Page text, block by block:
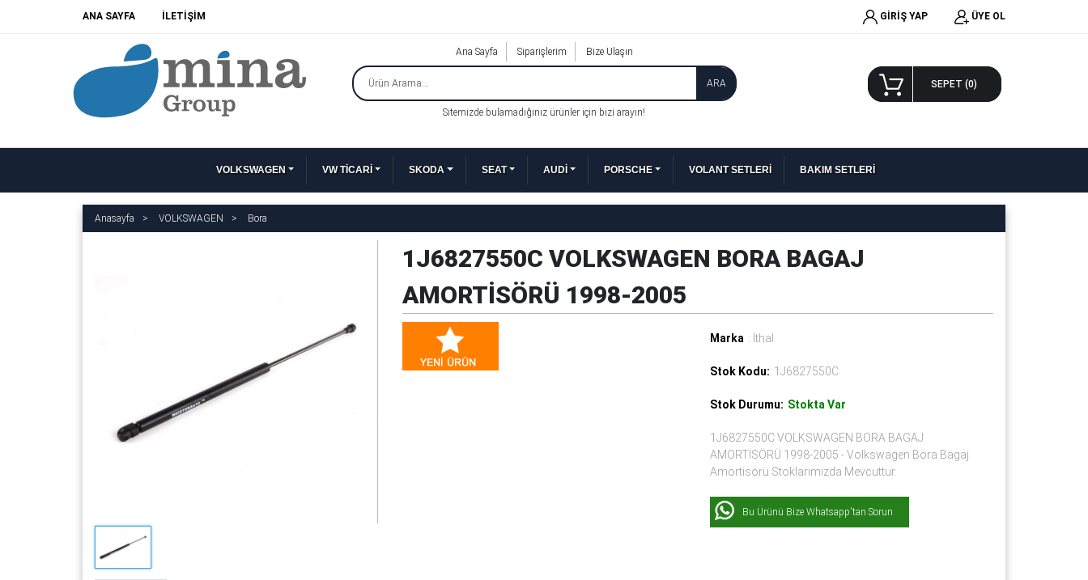
ANA SAYFA İLETİŞİM GİRİŞ YAP ÜYE OL
Ana Sayfa Siparişlerim Bize Ulaşın
ARA
Sitemizde bulamadığınız ürünler için bizi arayın!
SEPET (0)
VOLKSWAGEN VW TİCARİ SKODA SEAT AUDİ PORSCHE VOLANT SETLERİ BAKIM SETLERİ
Anasayfa VOLKSWAGEN Bora
1J6827550C VOLKSWAGEN BORA BAGAJ
AMORTİSÖRÜ 1998-2005
Marka : İthal
Stok Kodu: 1J6827550C
Stok Durumu: Stokta Var
1J6827550C VOLKSWAGEN BORA BAGAJ
AMORTİSÖRÜ 1998-2005 - Volkswagen Bora Bagaj
Amortisörü Stoklarımızda Mevcuttur.
Bu Ürünü Bize Whatsapp'tan Sorun